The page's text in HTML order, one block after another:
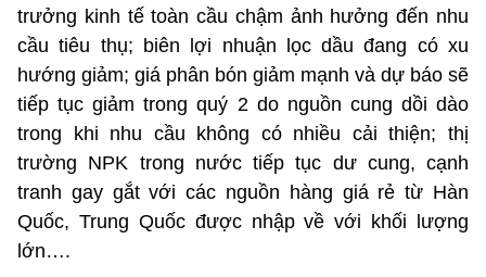
trưởng kinh tế toàn cầu chậm ảnh hưởng đến nhu
cầu tiêu thụ; biên lợi nhuận lọc dầu đang có xu
hướng giảm; giá phân bón giảm mạnh và dự báo sẽ
tiếp tục giảm trong quý 2 do nguồn cung dồi dào
trong khi nhu cầu không có nhiều cải thiện; thị
trường NPK trong nước tiếp tục dư cung, cạnh
tranh gay gắt với các nguồn hàng giá rẻ từ Hàn
Quốc, Trung Quốc được nhập về với khối lượng
lớn….